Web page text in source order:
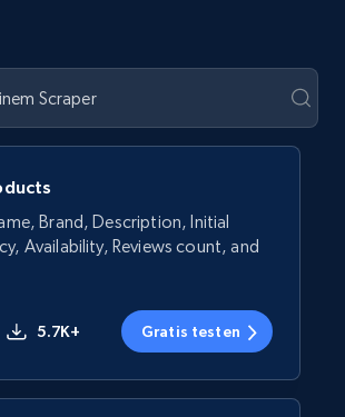
Brand, Description, Initial
Availability, Reviews count, and
5.7K+ Gratis testen